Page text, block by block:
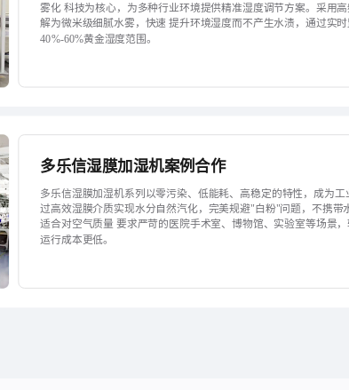
雾化 科技为核心，为多种行业环境提供精准湿度调节方案。采用
解为微米级细腻水雾，快速 提升环境湿度而不产生水渍，通过实
40%-60%黄金湿度范围。
多乐信湿膜加湿机案例合作
多乐信湿膜加湿机系列以零污染、低能耗、高稳定的特性，成为
过高效湿膜介质实现水分自然汽化，完美规避"白粉"问题，不携带
适合对空气质量 要求严苛的医院手术室、博物馆、实验室等场景，
运行成本更低。